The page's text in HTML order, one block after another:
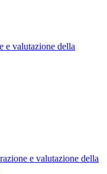
e valutazione della
e valutazione della